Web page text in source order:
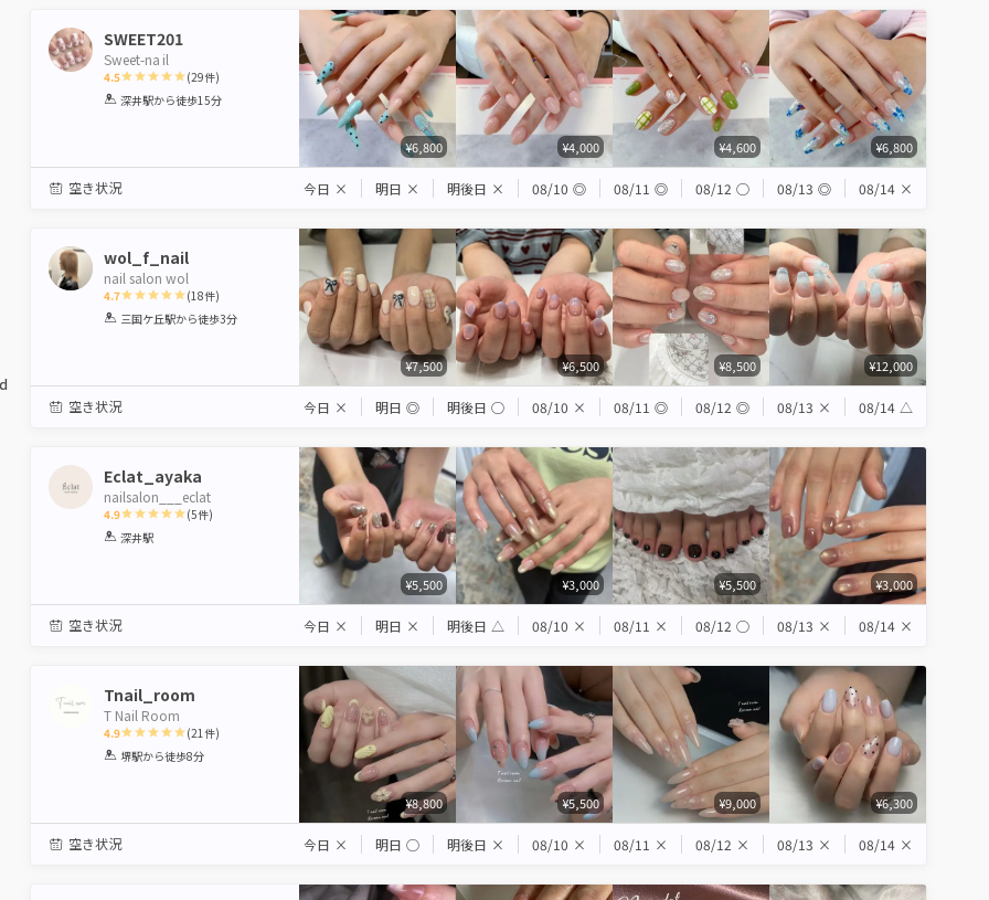
SWEET201
Sweet-na il
4.5
1 2 3 4 5
(29件)
深井駅から徒歩15分
¥6,800 ¥4,000 ¥4,600 ¥6,800
空き状況 今日 × 明日 × 明後日 × 08/10 ◎ 08/11 ◎ 08/12 ◯ 08/13 ◎ 08/14 ×
wol_f_nail
nail salon wol
4.7
1 2 3 4 5
(18件)
三国ケ丘駅から徒歩3分
¥7,500 ¥6,500 ¥8,500 ¥12,000
空き状況 今日 × 明日 ◎ 明後日 ◯ 08/10 × 08/11 ◎ 08/12 ◎ 08/13 × 08/14 △
Eclat_ayaka
nailsalon___eclat
4.9
1 2 3
(5件)
深井駅
¥5,500 ¥3,000 ¥5,500 ¥3,000
空き状況 今日 × 明日 × 明後日 △ 08/10 × 08/11 × 08/12 ◯ 08/13 × 08/14 ×
Tnail_room
T Nail Room
4.9
1 2 3 4 5
(21 件)
堺駅から徒歩8分
¥8,800 ¥5,500 ¥9,000 ¥6,300
空き状況 今日 × 明日 ◯ 明後日 × 08/10 × 08/11 × 08/12 × 08/13 × 08/14 ×